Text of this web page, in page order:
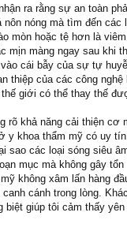
ra rằng sự an toàn
nóng mà tìm đến các
mòn hoặc tệ hơn là
mịn màng ngay sau khi
cái bẫy của sự tự
thiệp của các công
giới có thể thay thế
rõ khả năng cải thiện cơ
y khoa thẩm mỹ có uy
sao các loại sóng siêu
mục mà không gây
không xâm lấn hàng
cánh trong lòng.
giúp tôi cảm thấy